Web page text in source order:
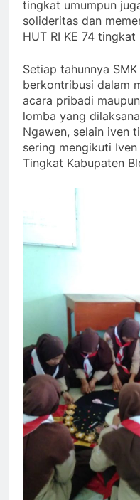
tingkat umumpun
solideritas dan
HUT RI KE 74 tingkat
Setiap tahunnya
berkontribusi dalam
acara pribadi
lomba yang
Ngawen, selain iven
sering mengikuti
Tingkat Kabupaten